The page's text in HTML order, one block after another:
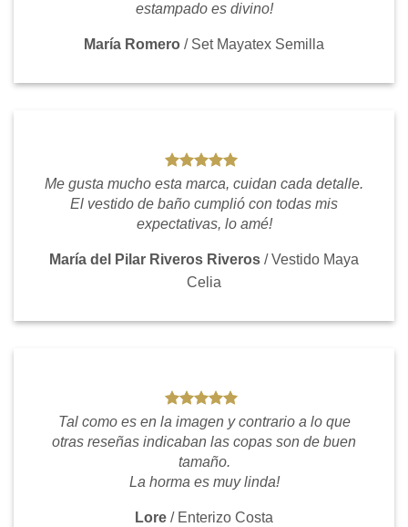
estampado es divino!
María Romero / Set Mayatex Semilla
Me gusta mucho esta marca, cuidan cada detalle.
El vestido de baño cumplió con todas mis
expectativas, lo amé!
María del Pilar Riveros Riveros /Vestido Maya
Celia
Tal como es en la imagen y contrario a lo que
otras reseñas indicaban las copas son de buen
tamaño.
La horma es muy linda!
Lore / Enterizo Costa